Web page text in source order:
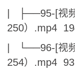
| ├──95-[视频
250）.mp4
| └──96-[视
254）.mp4